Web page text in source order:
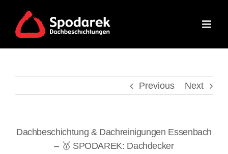
content
Previous Next
Dachbeschichtung & Dachreinigungen Essenbach
– 🥇 SPODAREK: Dachdecker